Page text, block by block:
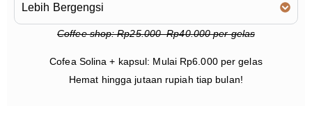
Lebih Bergengsi
Coffee shop: Rp25.000–Rp40.000 per gelas
Cofea Solina + kapsul: Mulai Rp6.000 per gelas
Hemat hingga jutaan rupiah tiap bulan!